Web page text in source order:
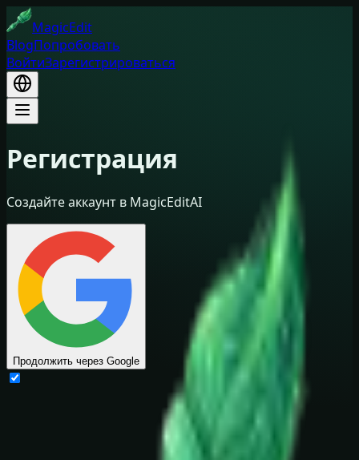
MagicEdit
BlogПопробовать
ВойтиЗарегистрироваться
Регистрация
Создайте аккаунт в MagicEditAI
Продолжить через Google